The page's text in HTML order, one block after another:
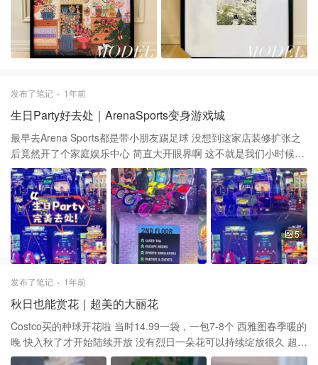
发布了笔记 1年前
生日Party好去处｜ArenaSports变身游戏城
最早去Arena Sports都是带小朋友踢足球 没想到这家店装修扩张之
后竟然开了个家庭娱乐中心 简直大开眼界啊 这不就是我们小时候去
玩的电子游戏城么！ 🏎️ 各种游戏机，赛车 🏀 各种球类，投篮游戏
🪆 还有个巨大的两人多高的抓娃娃机 🍷 有卡座可以在bar点餐 🎉
可以办生日party也可以周末解闷 二楼还有射击，密室逃脱等热门聚
会活动！ 小朋友超级超级无敌喜欢 大人也可以玩的high的不行 强烈
推荐！👍👍👍
5
发布了笔记 1年前
秋日也能赏花｜超美的大丽花
Costco买的种球开花啦 当时14.99一袋，一包7-8个 西雅图春季暖的
晚 快入秋了才开始陆续开放 没有烈日一朵花可以持续绽放很久 超级
超级美哒！ 今年的开花率高达100% Costco球球的质量是真心不错